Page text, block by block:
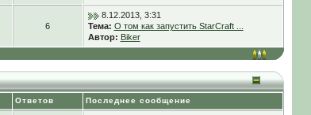
6
8.12.2013, 3:31
Тема: О том как запустить StarCraft ...
Автор: Biker
Ответов Последнее сообщение